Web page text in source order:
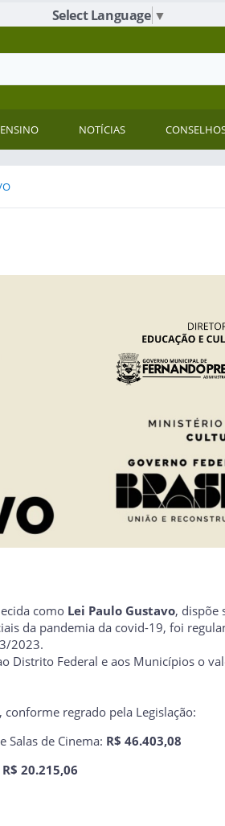
Select Language ▼
NOTÍCIAS
como Lei Paulo Gustavo, dispõe
da pandemia da covid-19, foi
2023.
Distrito Federal e aos Municípios o
regrado pela Legislação:
de Cinema: R$ 46.403,08
R$ 20.215,06